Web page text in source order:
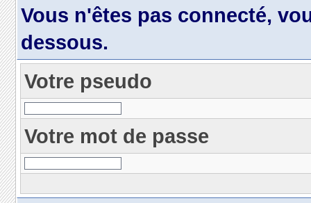
Vous n'êtes pas connecté,
dessous.
Votre pseudo
Votre mot de passe